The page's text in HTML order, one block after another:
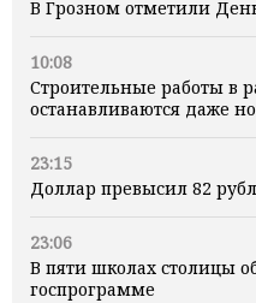
В Грозном отметили
10:08
Строительные работы в
останавливаются даже
23:15
Доллар превысил 82
23:06
В пяти школах столицы
госпрограмме